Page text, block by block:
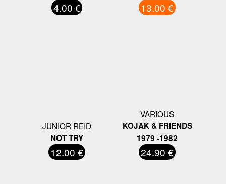
4.00 € 13.00 €
JUNIOR REID
NOT TRY
12.00 €
VARIOUS
KOJAK & FRIENDS
1979 -1982
24.90 €